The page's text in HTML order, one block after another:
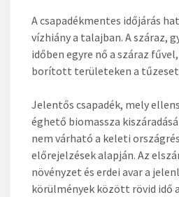
A csapadékmentes időjárás
vízhiány a talajban. A száraz,
időben egyre nő a száraz
borított területeken a
Jelentős csapadék, mely
éghető biomassza
nem várható a keleti
előrejelzések alapján. Az
növényzet és erdei avar a
körülmények között rövid idő